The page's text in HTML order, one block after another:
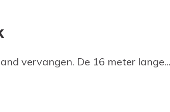
vervangen. De 16 meter lange...